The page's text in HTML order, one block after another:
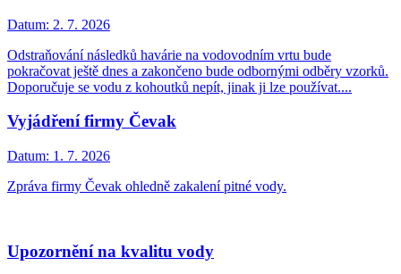
Datum: 2. 7. 2026
Odstraňování následků havárie na vodovodním vrtu bude
pokračovat ještě dnes a zakončeno bude odbornými odběry vzorků.
Doporučuje se vodu z kohoutků nepít, jinak ji lze používat....
Vyjádření firmy Čevak
Datum: 1. 7. 2026
Zpráva firmy Čevak ohledně zakalení pitné vody.
Upozornění na kvalitu vody